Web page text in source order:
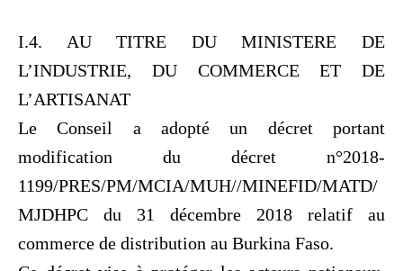
I.4. AU TITRE DU MINISTERE DE
L’INDUSTRIE, DU COMMERCE ET DE
L’ARTISANAT
Le Conseil a adopté un décret portant
modification du décret n°2018-
1199/PRES/PM/MCIA/MUH//MINEFID/MATD/
MJDHPC du 31 décembre 2018 relatif au
commerce de distribution au Burkina Faso.